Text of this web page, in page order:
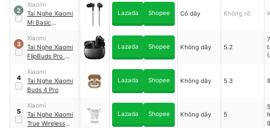
2
Xiaomi
Tai Nghe Xiaomi
Mi Basic
HSEJ03JY
Lazada Shopee Có dây Không rõ
3
Xiaomi
Tai Nghe Xiaomi
FlipBuds Pro
Lazada Shopee Không dây 5.2
4
Xiaomi
Tai Nghe Xiaomi
Buds 4 Pro
Lazada Shopee Không dây 5.3
5
Xiaomi
Tai Nghe Xiaomi
True Wireless
Lazada Shopee Không dây 5